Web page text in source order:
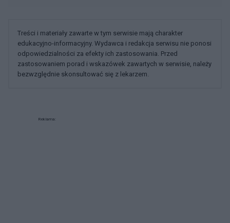
Treści i materiały zawarte w tym serwisie mają charakter
edukacyjno-informacyjny. Wydawca i redakcja serwisu nie ponosi
odpowiedzialności za efekty ich zastosowania. Przed
zastosowaniem porad i wskazówek zawartych w serwisie, należy
bezwzględnie skonsultować się z lekarzem.
Reklama: